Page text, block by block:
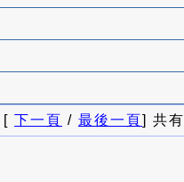
[ 下一頁 / 最後一頁] 共有